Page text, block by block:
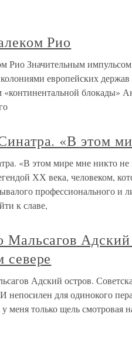
Рио
Рио Значительным
колониями европейских
блокады»
«В этом
«В этом мире мне никто
ХХ века, человеком,
профессионального и
к славе,
Мальсагов
севере
Адский остров.
непосилен для одинокого
меня только щель смотровая